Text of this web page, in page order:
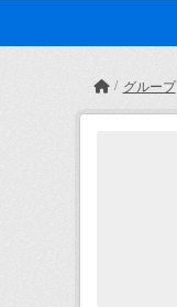
グループ